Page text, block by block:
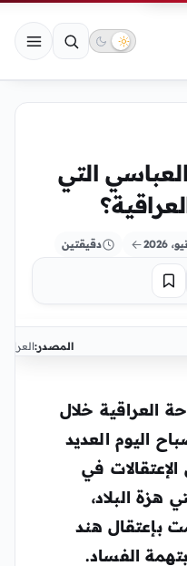
التي
دقيقتين
حفظ
المصدر:العراق
العراقية خلال
اليوم العديد
في
هزة البلاد،
بإعتقال هند